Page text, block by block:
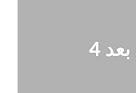
Franklin & Bash يُلغى بعد 4